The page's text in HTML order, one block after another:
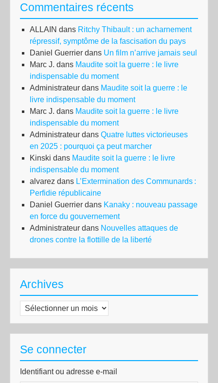
Commentaires récents
ALLAIN dans Ritchy Thibault : un acharnement
répressif, symptôme de la fascisation du pays
Daniel Guerrier dans Un film n’arrive jamais seul
Marc J. dans Maudite soit la guerre : le livre
indispensable du moment
Administrateur dans Maudite soit la guerre : le
livre indispensable du moment
Marc J. dans Maudite soit la guerre : le livre
indispensable du moment
Administrateur dans Quatre luttes victorieuses
en 2025 : pourquoi ça peut marcher
Kinski dans Maudite soit la guerre : le livre
indispensable du moment
alvarez dans L’Extermination des Communards :
Perfidie républicaine
Daniel Guerrier dans Kanaky : nouveau passage
en force du gouvernement
Administrateur dans Nouvelles attaques de
drones contre la flottille de la liberté
Archives
Archives
Se connecter
Identifiant ou adresse e-mail